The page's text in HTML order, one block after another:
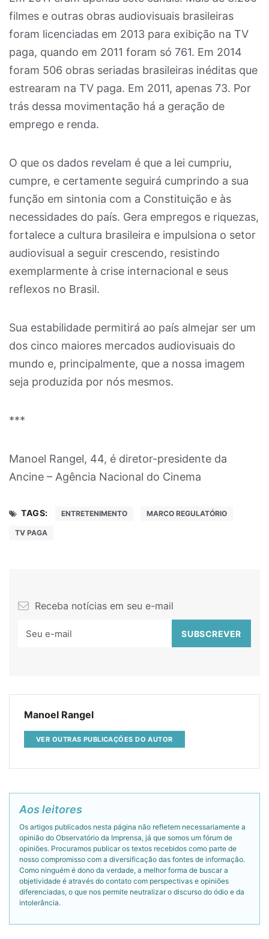
filmes e outras obras audiovisuais brasileiras
foram licenciadas em 2013 para exibição na TV
paga, quando em 2011 foram só 761. Em 2014
foram 506 obras seriadas brasileiras inéditas que
estrearam na TV paga. Em 2011, apenas 73. Por
trás dessa movimentação há a geração de
emprego e renda.
O que os dados revelam é que a lei cumpriu,
cumpre, e certamente seguirá cumprindo a sua
função em sintonia com a Constituição e às
necessidades do país. Gera empregos e riquezas,
fortalece a cultura brasileira e impulsiona o setor
audiovisual a seguir crescendo, resistindo
exemplarmente à crise internacional e seus
reflexos no Brasil.
Sua estabilidade permitirá ao país almejar ser um
dos cinco maiores mercados audiovisuais do
mundo e, principalmente, que a nossa imagem
seja produzida por nós mesmos.
***
Manoel Rangel, 44, é diretor-presidente da
Ancine – Agência Nacional do Cinema
TAGS: ENTRETENIMENTO MARCO REGULATÓRIO
TV PAGA
Receba notícias em seu e-mail
Manoel Rangel
VER OUTRAS PUBLICAÇÕES DO AUTOR
Aos leitores
Os artigos publicados nesta página não refletem necessariamente a
opinião do Observatório da Imprensa, já que somos um fórum de
opiniões. Procuramos publicar os textos recebidos como parte de
nosso compromisso com a diversificação das fontes de informação.
Como ninguém é dono da verdade, a melhor forma de buscar a
objetividade é através do contato com perspectivas e opiniões
diferenciadas, o que nos permite neutralizar o discurso do ódio e da
intolerância.